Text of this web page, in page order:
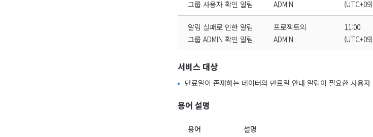
그룹 사용자 확인 알림
ADMIN
(UTC+09)
알림 실패로 인한 알림
그룹 ADMIN 확인 알림
프로젝트의
ADMIN
11:00
(UTC+09)
서비스 대상
만료일이 존재하는 데이터의 만료일 안내 알림이 필요한 사용자
용어 설명
용어 설명